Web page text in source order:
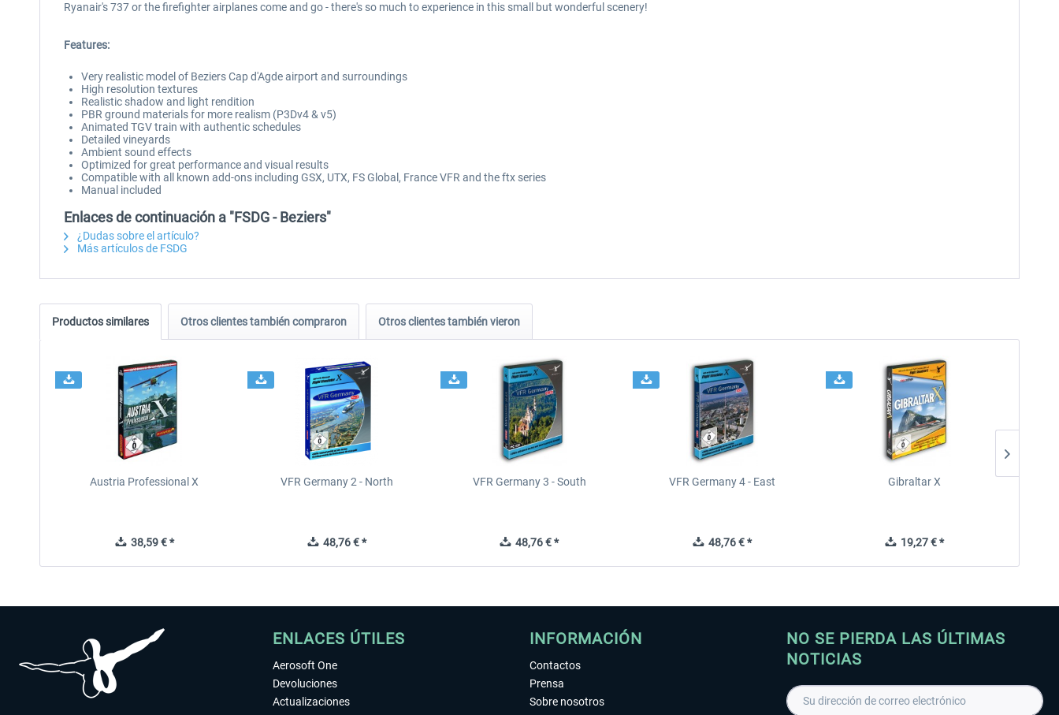
Ryanair's 737 or the firefighter airplanes come and go - there's so much to experience in this small but wonderful scenery!
Features:
Very realistic model of Beziers Cap d'Agde airport and surroundings
High resolution textures
Realistic shadow and light rendition
PBR ground materials for more realism (P3Dv4 & v5)
Animated TGV train with authentic schedules
Detailed vineyards
Ambient sound effects
Optimized for great performance and visual results
Compatible with all known add-ons including GSX, UTX, FS Global, France VFR and the ftx series
Manual included
Enlaces de continuación a "FSDG - Beziers"
¿Dudas sobre el artículo?
Más artículos de FSDG
Productos similares Otros clientes también compraron Otros clientes también vieron
Austria Professional X
38,59 € *
VFR Germany 2 - North
48,76 € *
VFR Germany 3 - South
48,76 € *
VFR Germany 4 - East
48,76 € *
Gibraltar X
19,27 € *
ENLACES ÚTILES
Aerosoft One
Devoluciones
Actualizaciones
INFORMACIÓN
Contactos
Prensa
Sobre nosotros
NO SE PIERDA LAS ÚLTIMAS
NOTICIAS